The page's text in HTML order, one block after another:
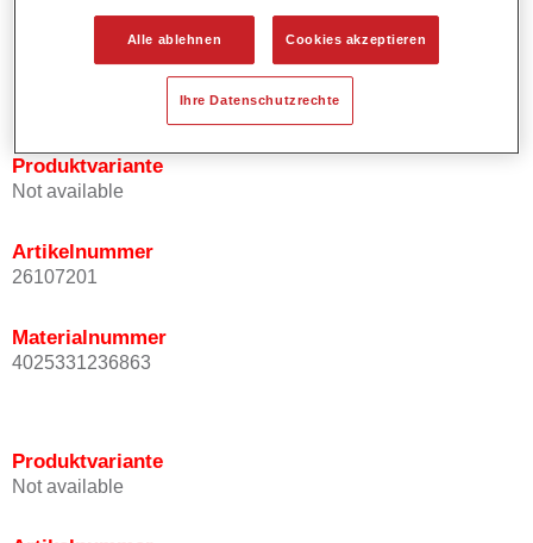
Bietet ein hohes Deckvermögen.
Besitzt einen exzellenten Decklackstand.
Entspricht den VOC Anforderungen.
Alle Farbtöne sind bleifrei.
Produktvariante
Not available
Artikelnummer
26107201
Materialnummer
4025331236863
Produktvariante
Not available
Alle ablehnen Cookies akzeptieren
Ihre Datenschutzrechte